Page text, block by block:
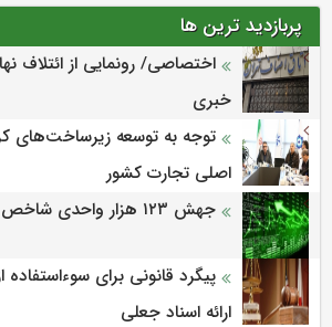
پربازدید ترین ها
اختصاصی/ رونمایی از ائتلاف‌
خبری
توجه به توسعه زیرساخت‌های
اصلی تجارت کشور
جهش ۱۲۳ هزار واحدی شاخص بورس
پیگرد قانونی برای سوءاستفاده
ارائه اسناد جعلی